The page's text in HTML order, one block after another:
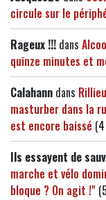
circule sur le
Rageux !!! dans
quinze minutes et
Calahann dans
masturber dans la
est encore baissé
Ils essayent de
marche et vélo
bloque ? On agit !"